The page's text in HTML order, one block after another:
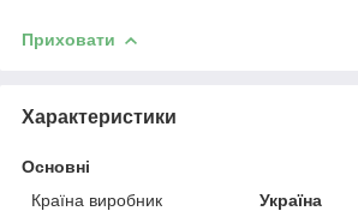
Приховати
Характеристики
Основні
Країна виробник
Україна